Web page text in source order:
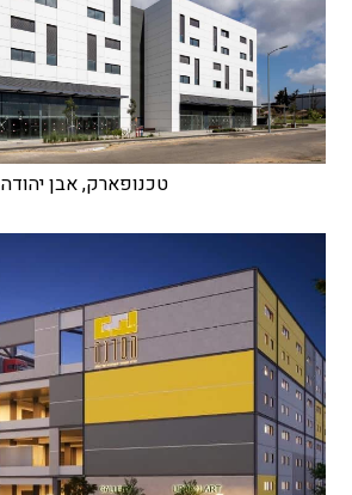
טכנופארק, אבן יהודה